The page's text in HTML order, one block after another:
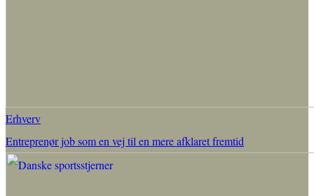
Erhverv
Entreprenør job som en vej til en mere afklaret fremtid